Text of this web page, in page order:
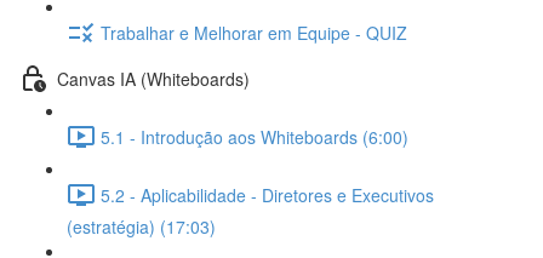
Trabalhar e Melhorar em Equipe - QUIZ
Canvas IA (Whiteboards)
5.1 - Introdução aos Whiteboards (6:00)
5.2 - Aplicabilidade - Diretores e Executivos
(estratégia) (17:03)